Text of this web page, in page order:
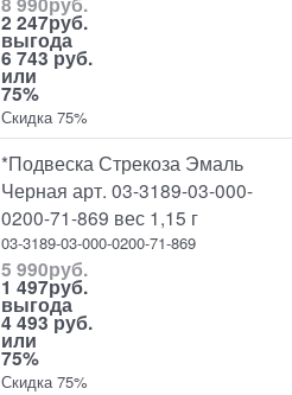
2 247руб.
выгода
6 743 руб.
или
75%
Скидка 75%
*Подвеска Стрекоза Эмаль
Черная арт. 03-3189-03-000-
0200-71-869 вес 1,15 г
03-3189-03-000-0200-71-869
5 990руб.
1 497руб.
выгода
4 493 руб.
или
75%
Скидка 75%